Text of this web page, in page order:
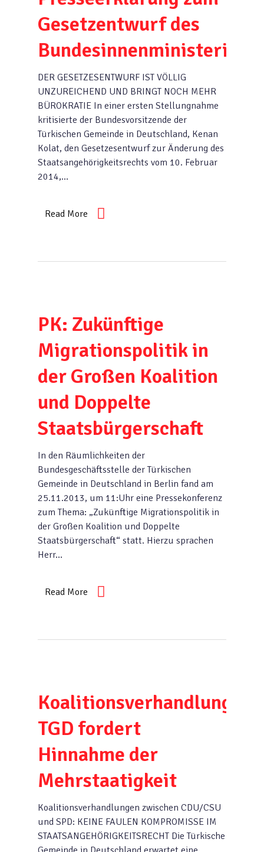
Gesetzentwurf des
Bundesinnenministeriums
DER GESETZESENTWURF IST VÖLLIG
UNZUREICHEND UND BRINGT NOCH MEHR
BÜROKRATIE In einer ersten Stellungnahme
kritisierte der Bundesvorsitzende der
Türkischen Gemeinde in Deutschland, Kenan
Kolat, den Gesetzesentwurf zur Änderung des
Staatsangehörigkeitsrechts vom 10. Februar
2014,…
Read More
PK: Zukünftige
Migrationspolitik in
der Großen Koalition
und Doppelte
Staatsbürgerschaft
In den Räumlichkeiten der
Bundesgeschäftsstelle der Türkischen
Gemeinde in Deutschland in Berlin fand am
25.11.2013, um 11:Uhr eine Pressekonferenz
zum Thema: „Zukünftige Migrationspolitik in
der Großen Koalition und Doppelte
Staatsbürgerschaft“ statt. Hierzu sprachen
Herr…
Read More
Koalitionsverhandlungen:
TGD fordert
Hinnahme der
Mehrstaatigkeit
Koalitionsverhandlungen zwischen CDU/CSU
und SPD: KEINE FAULEN KOMPROMISSE IM
STAATSANGEHÖRIGKEITSRECHT Die Türkische